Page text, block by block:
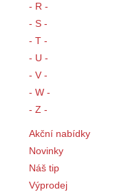
- R -
- S -
- T -
- U -
- V -
- W -
- Z -
Akční nabídky
Novinky
Náš tip
Výprodej